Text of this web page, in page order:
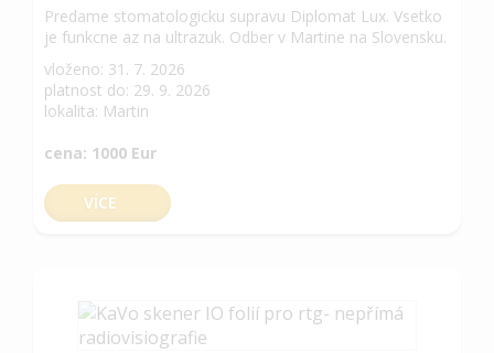
Predame stomatologicku supravu Diplomat Lux. Vsetko
je funkcne az na ultrazuk. Odber v Martine na Slovensku.
vloženo: 31. 7. 2026
platnost do: 29. 9. 2026
lokalita: Martin
cena: 1000 Eur
VÍCE